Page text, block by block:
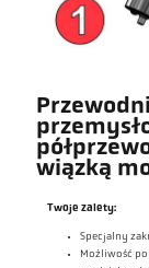
wiązką
Twoje zalety:
Specjalny
Możliwość